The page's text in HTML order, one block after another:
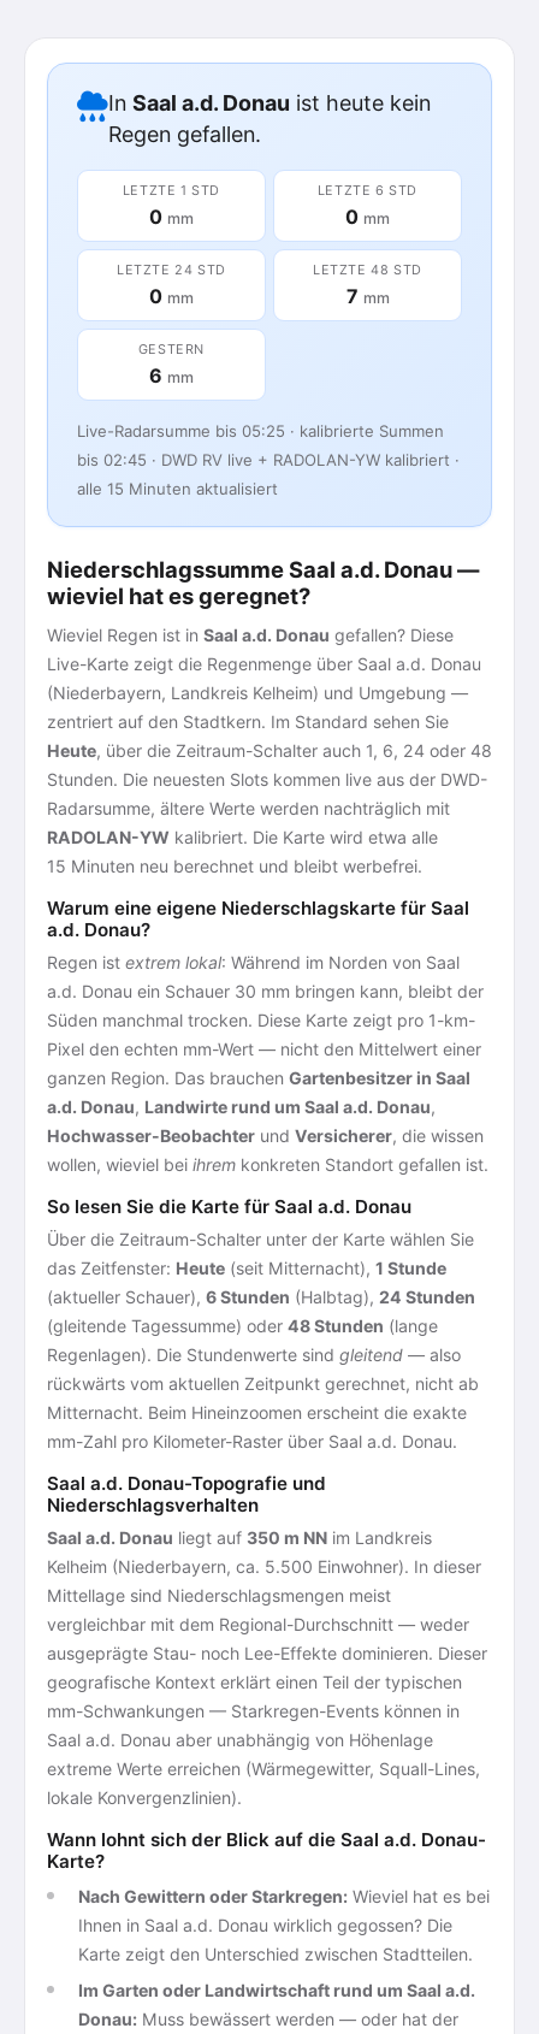
In Saal a.d. Donau ist heute kein
Regen gefallen.
LETZTE 1 STD
0 mm
LETZTE 6 STD
0 mm
LETZTE 24 STD
0 mm
LETZTE 48 STD
7 mm
GESTERN
6 mm
Live-Radarsumme bis 05:25 · kalibrierte Summen
bis 02:45 · DWD RV live + RADOLAN-YW kalibriert ·
alle 15 Minuten aktualisiert
Niederschlagssumme Saal a.d. Donau —
wieviel hat es geregnet?
Wieviel Regen ist in Saal a.d. Donau gefallen? Diese
Live-Karte zeigt die Regenmenge über Saal a.d. Donau
(Niederbayern, Landkreis Kelheim) und Umgebung —
zentriert auf den Stadtkern. Im Standard sehen Sie
Heute, über die Zeitraum-Schalter auch 1, 6, 24 oder 48
Stunden. Die neuesten Slots kommen live aus der DWD-
Radarsumme, ältere Werte werden nachträglich mit
RADOLAN-YW kalibriert. Die Karte wird etwa alle
15 Minuten neu berechnet und bleibt werbefrei.
Warum eine eigene Niederschlagskarte für Saal
a.d. Donau?
Regen ist extrem lokal: Während im Norden von Saal
a.d. Donau ein Schauer 30 mm bringen kann, bleibt der
Süden manchmal trocken. Diese Karte zeigt pro 1-km-
Pixel den echten mm-Wert — nicht den Mittelwert einer
ganzen Region. Das brauchen Gartenbesitzer in Saal
a.d. Donau, Landwirte rund um Saal a.d. Donau,
Hochwasser-Beobachter und Versicherer, die wissen
wollen, wieviel bei ihrem konkreten Standort gefallen ist.
So lesen Sie die Karte für Saal a.d. Donau
Über die Zeitraum-Schalter unter der Karte wählen Sie
das Zeitfenster: Heute (seit Mitternacht), 1 Stunde
(aktueller Schauer), 6 Stunden (Halbtag), 24 Stunden
(gleitende Tagessumme) oder 48 Stunden (lange
Regenlagen). Die Stundenwerte sind gleitend — also
rückwärts vom aktuellen Zeitpunkt gerechnet, nicht ab
Mitternacht. Beim Hineinzoomen erscheint die exakte
mm-Zahl pro Kilometer-Raster über Saal a.d. Donau.
Saal a.d. Donau-Topografie und
Niederschlagsverhalten
Saal a.d. Donau liegt auf 350 m NN im Landkreis
Kelheim (Niederbayern, ca. 5.500 Einwohner). In dieser
Mittellage sind Niederschlagsmengen meist
vergleichbar mit dem Regional-Durchschnitt — weder
ausgeprägte Stau- noch Lee-Effekte dominieren. Dieser
geografische Kontext erklärt einen Teil der typischen
mm-Schwankungen — Starkregen-Events können in
Saal a.d. Donau aber unabhängig von Höhenlage
extreme Werte erreichen (Wärmegewitter, Squall-Lines,
lokale Konvergenzlinien).
Wann lohnt sich der Blick auf die Saal a.d. Donau-
Karte?
Nach Gewittern oder Starkregen: Wieviel hat es bei
Ihnen in Saal a.d. Donau wirklich gegossen? Die
Karte zeigt den Unterschied zwischen Stadtteilen.
Im Garten oder Landwirtschaft rund um Saal a.d.
Donau: Muss bewässert werden — oder hat der